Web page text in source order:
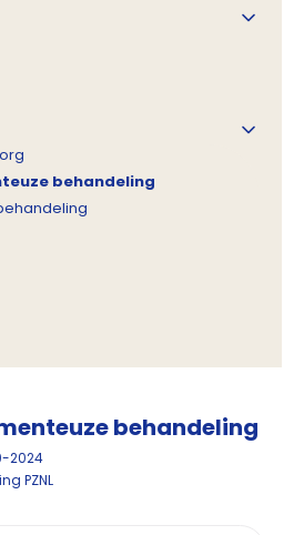
behandeling
behandeling
2024
PZNL